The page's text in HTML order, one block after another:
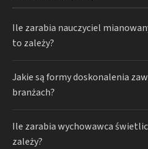
Ile zarabia nauczyciel
to zależy?
Jakie są formy doskonalenia
branżach?
Ile zarabia wychowawca
zależy?